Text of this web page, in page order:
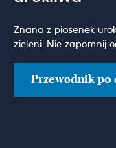
Znana z piosenek
zieleni. Nie zapomnij
Przewodnik po